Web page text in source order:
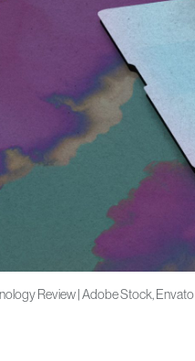
Review | Adobe Stock, Envato